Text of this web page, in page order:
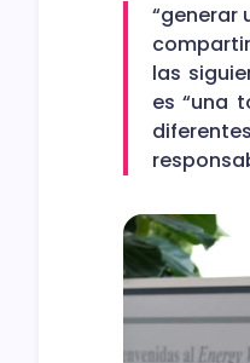
“generar
las
es “una